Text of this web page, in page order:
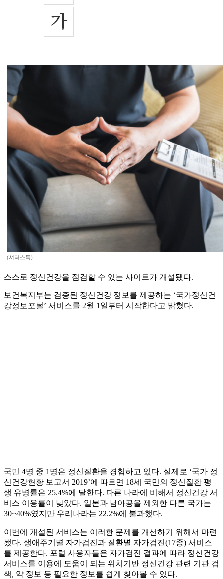
(셔터스톡)
스스로 정신건강을 점검할 수 있는 사이트가 개설됐다.
보건복지부는 검증된 정신건강 정보를 제공하는 ‘국가정신건
강정보포털’ 서비스를 2월 1일부터 시작한다고 밝혔다.
국민 4명 중 1명은 정신질환을 경험하고 있다. 실제로 ‘국가 정
신건강현황 보고서 2019’에 따르면 18세 국민의 정신질환 평
생 유병률은 25.4%에 달한다. 다른 나라에 비해서 정신건강 서
비스 이용률이 낮았다. 일본과 남아공을 제외한 다른 국가는
30~40%였지만 우리나라는 22.2%에 불과했다.
이번에 개설된 서비스는 이러한 문제를 개선하기 위해서 마련
됐다. 생애주기별 자가검진과 질환별 자가검진(17종) 서비스
를 제공한다. 포털 사용자들은 자가검진 결과에 따라 정신건강
서비스를 이용에 도움이 되는 위치기반 정신건강 관련 기관 검
색, 약 정보 등 필요한 정보를 쉽게 찾아볼 수 있다.